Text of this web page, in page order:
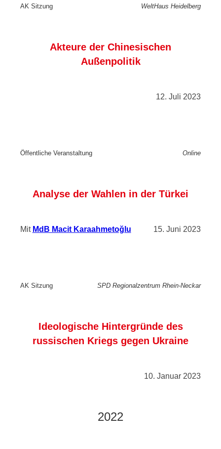
AK Sitzung WeltHaus Heidelberg
Akteure der Chinesischen
Außenpolitik
12. Juli 2023
Öffentliche Veranstaltung Online
Analyse der Wahlen in der Türkei
Mit MdB Macit Karaahmetoğlu 15. Juni 2023
AK Sitzung SPD Regionalzentrum Rhein-Neckar
Ideologische Hintergründe des
russischen Kriegs gegen Ukraine
10. Januar 2023
2022